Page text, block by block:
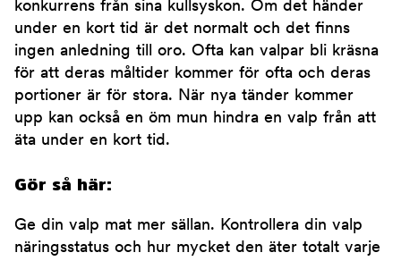
konkurrens från sina kullsyskon. Om det händer
under en kort tid är det normalt och det finns
ingen anledning till oro. Ofta kan valpar bli kräsna
för att deras måltider kommer för ofta och deras
portioner är för stora. När nya tänder kommer
upp kan också en öm mun hindra en valp från att
äta under en kort tid.
Gör så här:
Ge din valp mat mer sällan. Kontrollera din valp
näringsstatus och hur mycket den äter totalt varje